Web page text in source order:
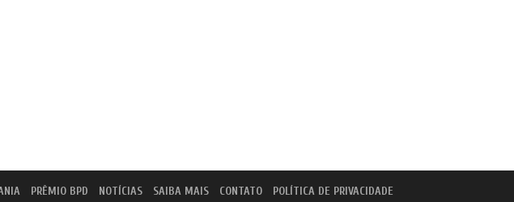
PRÊMIO BPD NOTÍCIAS SAIBA MAIS CONTATO POLÍTICA DE PRIVACIDADE